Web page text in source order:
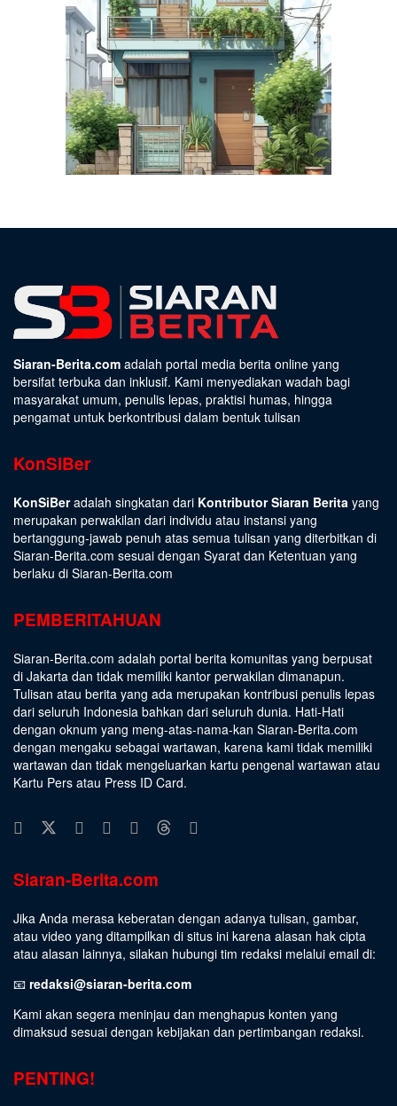
Siaran-Berita.com adalah portal media berita online yang
bersifat terbuka dan inklusif. Kami menyediakan wadah bagi
masyarakat umum, penulis lepas, praktisi humas, hingga
pengamat untuk berkontribusi dalam bentuk tulisan
KonSiBer
KonSiBeradalah singkatan dari Kontributor Siaran Berita yang
merupakan perwakilan dari individu atau instansi yang
bertanggung-jawab penuh atas semua tulisan yang diterbitkan di
Siaran-Berita.com sesuai dengan Syarat dan Ketentuan yang
berlaku di Siaran-Berita.com
PEMBERITAHUAN
Siaran-Berita.com adalah portal berita komunitas yang berpusat
di Jakarta dan tidak memiliki kantor perwakilan dimanapun.
Tulisan atau berita yang ada merupakan kontribusi penulis lepas
dari seluruh Indonesia bahkan dari seluruh dunia. Hati-Hati
dengan oknum yang meng-atas-nama-kan Siaran-Berita.com
dengan mengaku sebagai wartawan, karena kami tidak memiliki
wartawan dan tidak mengeluarkan kartu pengenal wartawan atau
Kartu Pers atau Press ID Card.
Siaran-Berita.com
Jika Anda merasa keberatan dengan adanya tulisan, gambar,
atau video yang ditampilkan di situs ini karena alasan hak cipta
atau alasan lainnya, silakan hubungi tim redaksi melalui email di:
📧 redaksi@siaran-berita.com
Kami akan segera meninjau dan menghapus konten yang
dimaksud sesuai dengan kebijakan dan pertimbangan redaksi.
PENTING!